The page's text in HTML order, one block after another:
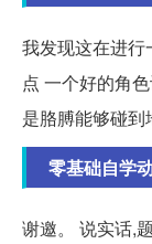
我发现这在进
点 一个好的角
是胳膊能够碰
零基础自学
谢邀。 说实话,